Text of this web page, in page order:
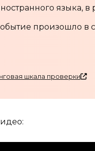
языка, в
произошло в
шкала проверки